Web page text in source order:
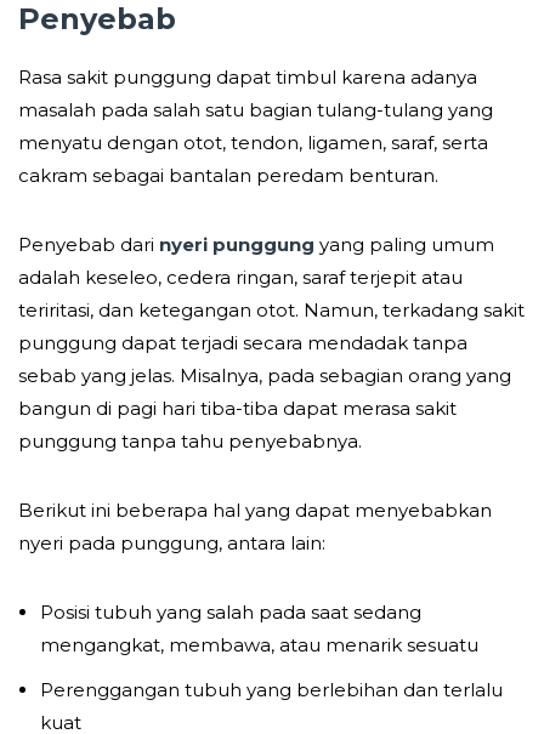
Penyebab
Rasa sakit punggung dapat timbul karena adanya
masalah pada salah satu bagian tulang-tulang yang
menyatu dengan otot, tendon, ligamen, saraf, serta
cakram sebagai bantalan peredam benturan.
Penyebab dari nyeri punggung yang paling umum
adalah keseleo, cedera ringan, saraf terjepit atau
teriritasi, dan ketegangan otot. Namun, terkadang sakit
punggung dapat terjadi secara mendadak tanpa
sebab yang jelas. Misalnya, pada sebagian orang yang
bangun di pagi hari tiba-tiba dapat merasa sakit
punggung tanpa tahu penyebabnya.
Berikut ini beberapa hal yang dapat menyebabkan
nyeri pada punggung, antara lain:
Posisi tubuh yang salah pada saat sedang
mengangkat, membawa, atau menarik sesuatu
Perenggangan tubuh yang berlebihan dan terlalu
kuat